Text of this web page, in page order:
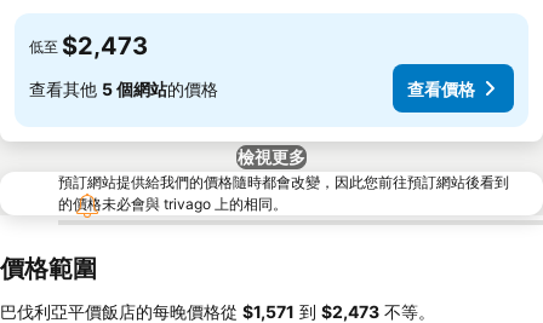
低至 $2,473
查看其他 5 個網站的價格 查看價格
檢視更多
預訂網站提供給我們的價格隨時都會改變，因此您前往預訂網站後看到
的價格未必會與 trivago 上的相同。
價格範圍
巴伐利亞平價飯店的每晚價格從 ‎$1,571 到 ‎$2,473 不等。